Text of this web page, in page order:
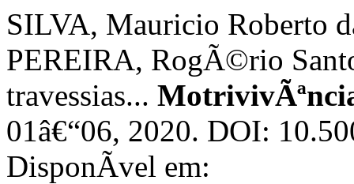
SILVA, Mauricio Roberto
PEREIRA, RogÃ©rio
travessias...
01â€“06, 2020. DOI:
DisponÃ­vel em: